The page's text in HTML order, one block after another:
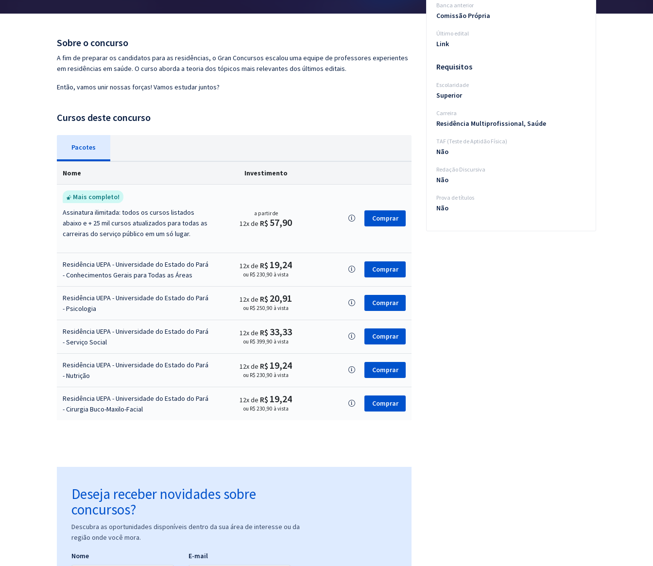
Conteúdo gratuito
Sobre o concurso
A fim de preparar os candidatos para as residências, o Gran Concursos escalou uma equipe de professores experientes
em residências em saúde. O curso aborda a teoria dos tópicos mais relevantes dos últimos editais.
Então, vamos unir nossas forças! Vamos estudar juntos?
Cursos deste concurso
Pacotes
Nome Investimento
Mais completo!
Assinatura ilimitada: todos os cursos listados
abaixo e + 25 mil cursos atualizados para todas as
carreiras do serviço público em um só lugar.
a partir de
12x de R$ 57,90 Comprar
Residência UEPA - Universidade do Estado do Pará
- Conhecimentos Gerais para Todas as Áreas
12x de R$ 19,24
ou R$ 230,90 à vista
Comprar
Residência UEPA - Universidade do Estado do Pará
- Psicologia
12x de R$ 20,91
ou R$ 250,90 à vista
Comprar
Residência UEPA - Universidade do Estado do Pará
- Serviço Social
12x de R$ 33,33
ou R$ 399,90 à vista
Comprar
Residência UEPA - Universidade do Estado do Pará
- Nutrição
12x de R$ 19,24
ou R$ 230,90 à vista
Comprar
Residência UEPA - Universidade do Estado do Pará
- Cirurgia Buco-Maxilo-Facial
12x de R$ 19,24
ou R$ 230,90 à vista
Comprar
Deseja receber novidades sobre
concursos?
Descubra as oportunidades disponíveis dentro da sua área de interesse ou da
região onde você mora.
Nome E-mail
Banca anterior
Comissão Própria
Último edital
Link
Requisitos
Escolaridade
Superior
Carreira
Residência Multiprofissional, Saúde
TAF (Teste de Aptidão Física)
Não
Redação Discursiva
Não
Prova de títulos
Não